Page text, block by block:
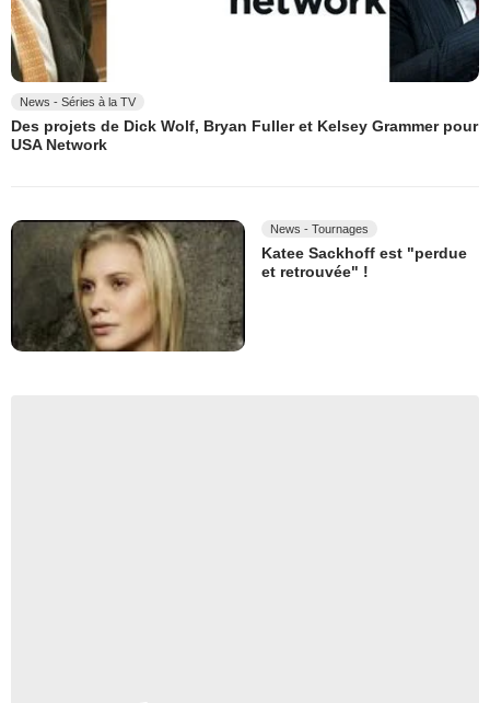
News - Séries à la TV
Des projets de Dick Wolf, Bryan Fuller et Kelsey Grammer pour
USA Network
News - Tournages
Katee Sackhoff est "perdue
et retrouvée" !